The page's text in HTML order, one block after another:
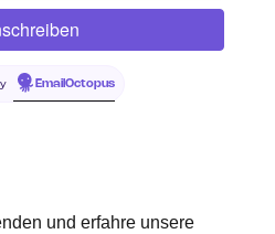
EmailOctopus
und erfahre unsere